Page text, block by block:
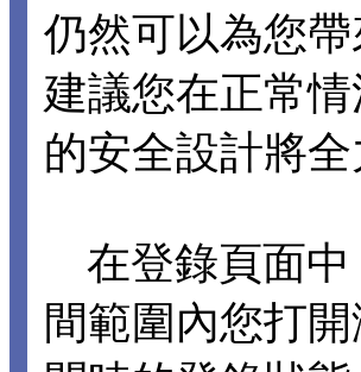
仍然可以為您
建議您在正常
的安全設計將
在登錄頁面中
間範圍內您打